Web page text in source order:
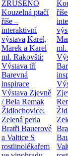
ZRUŠENO
Kouzelná ptačí
říše –
interaktivní
výstava Karel,
Marek a Karel
ml. Rakovští:
Výstava tří
Barevná
inspirace
Výstava Zjevně
/ Bela Remak
Židlochovice:
Zelená perla
Bratři Bauerové
a Valtice S
rostlinolékařem
ml.